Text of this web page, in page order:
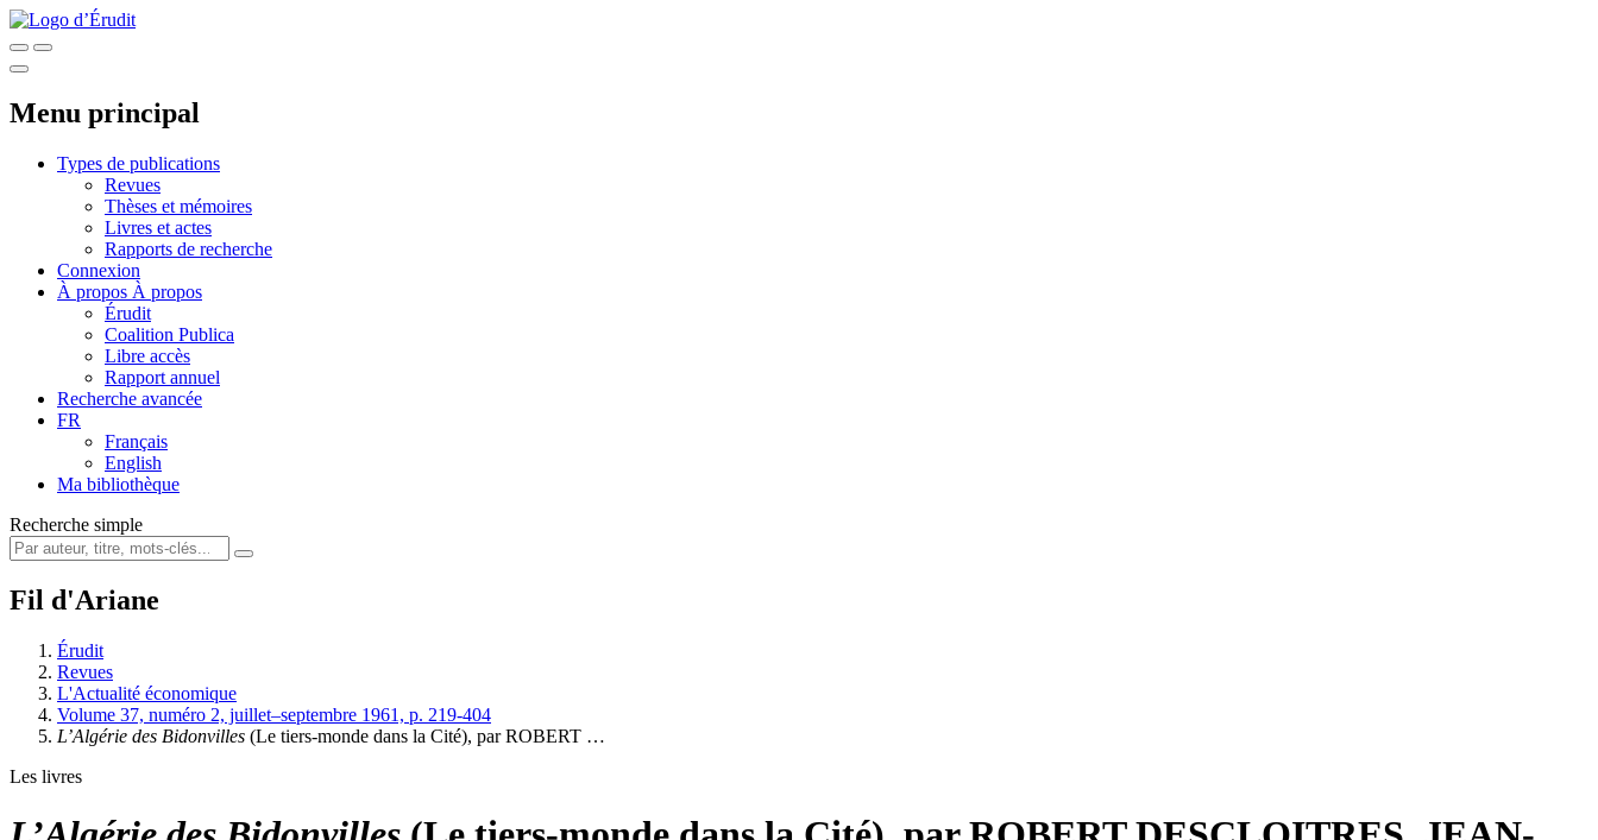
Menu principal
Types de publications
Revues
Thèses et mémoires
Livres et actes
Rapports de recherche
Connexion
À propos À propos
Érudit
Coalition Publica
Libre accès
Rapport annuel
Recherche avancée
FR
Français
English
Ma bibliothèque
Recherche simple
Fil d'Ariane
Érudit
Revues
L'Actualité économique
Volume 37, numéro 2, juillet–septembre 1961, p. 219-404
L’Algérie des Bidonvilles (Le tiers-monde dans la Cité), par ROBERT …
Les livres